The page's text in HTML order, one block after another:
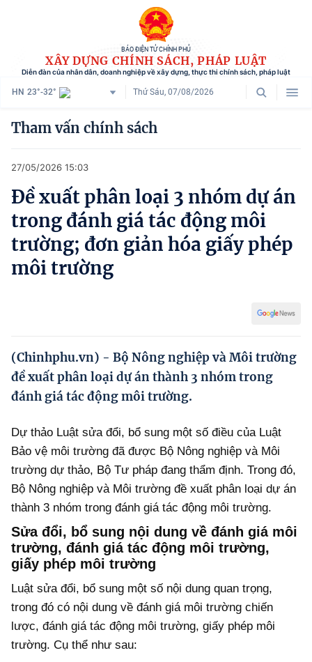
BÁO ĐIỆN TỬ CHÍNH PHỦ
XÂY DỰNG CHÍNH SÁCH, PHÁP LUẬT
Diễn đàn của nhân dân, doanh nghiệp về xây dựng, thực thi chính sách, pháp luật
HN 23°-32° Thứ Sáu, 07/08/2026
Danh mục
Tham vấn chính sách
Người dân góp ý
Doanh nghiệp hiến kế
Phát triển kinh tế tư nhân và doanh nghiệp dân tộc
Ocop và chuỗi giá trị Nông sản
Kinh tế tư nhân
Doanh nghiệp dân tộc
Khác
Video
Tham vấn chính sách
27/05/2026 15:03
Đề xuất phân loại 3 nhóm dự án
trong đánh giá tác động môi
trường; đơn giản hóa giấy phép
môi trường
(Chinhphu.vn) - Bộ Nông nghiệp và Môi trường
đề xuất phân loại dự án thành 3 nhóm trong
đánh giá tác động môi trường.
Dự thảo Luật sửa đổi, bổ sung một số điều của Luật
Bảo vệ môi trường đã được Bộ Nông nghiệp và Môi
trường dự thảo, Bộ Tư pháp đang thẩm định. Trong đó,
Bộ Nông nghiệp và Môi trường đề xuất phân loại dự án
thành 3 nhóm trong đánh giá tác động môi trường.
Sửa đổi, bổ sung nội dung về đánh giá môi
trường, đánh giá tác động môi trường,
giấy phép môi trường
Luật sửa đổi, bổ sung một số nội dung quan trọng,
trong đó có nội dung về đánh giá môi trường chiến
lược, đánh giá tác động môi trường, giấy phép môi
trường. Cụ thể như sau: